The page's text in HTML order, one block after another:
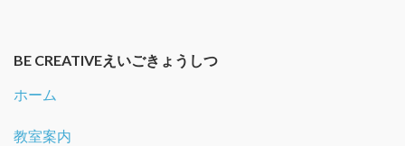
BE CREATIVEえいごきょうしつ
ホーム
教室案内